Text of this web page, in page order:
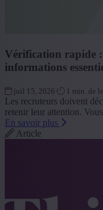
Vérification rapide
informations
juil 15, 2026 1 min. de
Les recruteurs doivent
retenir leur attention.
En savoir plus
Article